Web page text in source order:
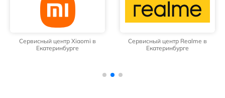
Сервисный центр Xiaomi в
Екатеринбурге
Сервисный центр Realme в
Екатеринбурге